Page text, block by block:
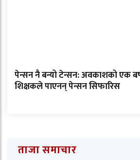
पेन्सन नै बन्यो टेन्सन: अवकाशको एक
शिक्षकले पाएनन् पेन्सन सिफारिस
ताजा समाचार